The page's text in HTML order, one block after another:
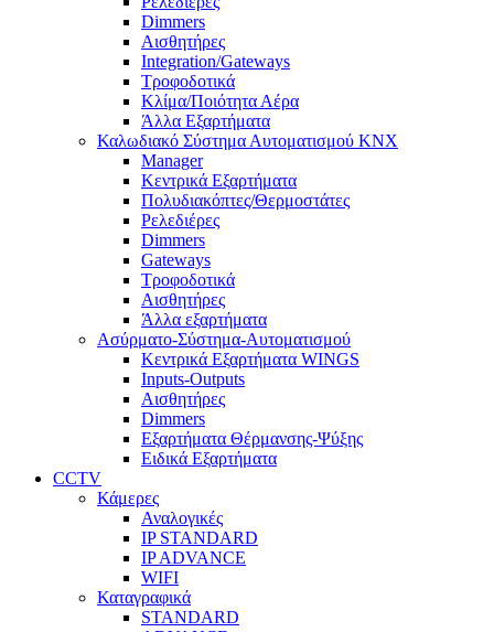
Dimmers
Αισθητήρες
Integration/Gateways
Τροφοδοτικά
Κλίμα/Ποιότητα Αέρα
Άλλα Εξαρτήματα
Καλωδιακό Σύστημα Αυτοματισμού KNX
Manager
Κεντρικά Εξαρτήματα
Πολυδιακόπτες/Θερμοστάτες
Ρελεδιέρες
Dimmers
Gateways
Τροφοδοτικά
Αισθητήρες
Άλλα εξαρτήματα
Ασύρματο-Σύστημα-Αυτοματισμού
Κεντρικά Εξαρτήματα WINGS
Inputs-Outputs
Αισθητήρες
Dimmers
Εξαρτήματα Θέρμανσης-Ψύξης
Ειδικά Εξαρτήματα
CCTV
Κάμερες
Αναλογικές
IP STANDARD
IP ADVANCE
WIFI
Καταγραφικά
STANDARD